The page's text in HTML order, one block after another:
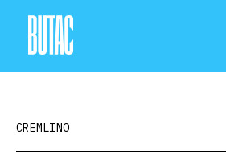
CREMLINO